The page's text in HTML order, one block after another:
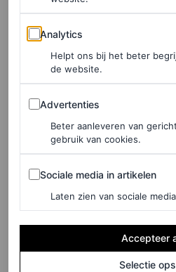
Hanabi-oorbellen met glas, €
Zimmerman
Analytics
Analytics
Helpt ons bij het beter
de website.
Advertenties
Advertenties
Beter aanleveren van
gebruik van cookies.
Sociale media in artikelen
Sociale media in artikelen
Laten zien van sociale
Accepteer
Selectie